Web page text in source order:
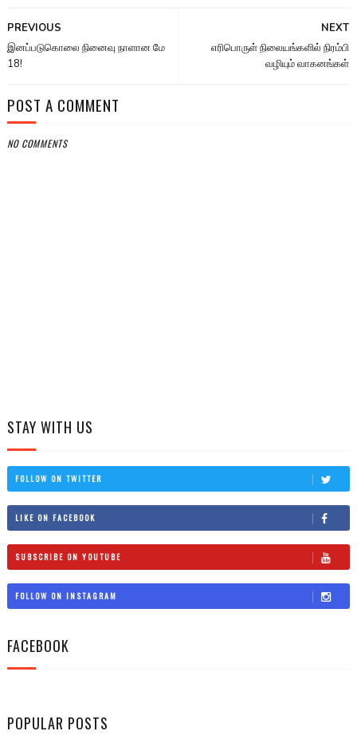
NEXT
எரிபொருள் நிலையங்களில் நிரம்பி
வழியும் வாகனங்கள்
PREVIOUS
இனப்படுகொலை நினைவு நாளான மே
18!
POST A COMMENT
NO COMMENTS
STAY WITH US
FOLLOW ON TWITTER
LIKE ON FACEBOOK
SUBSCRIBE ON YOUTUBE
FOLLOW ON INSTAGRAM
FACEBOOK
POPULAR POSTS